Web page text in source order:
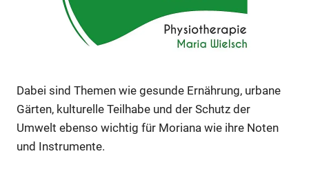
Anzeige
Dabei sind Themen wie gesunde Ernährung, urbane
Gärten, kulturelle Teilhabe und der Schutz der
Umwelt ebenso wichtig für Moriana wie ihre Noten
und Instrumente.